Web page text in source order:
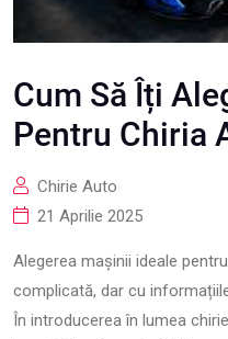
Cum Să Îți
Pentru Chiria
Chirie Auto
21 Aprilie 2025
Alegerea mașinii ideale
complicată, dar cu
În introducerea în lumea